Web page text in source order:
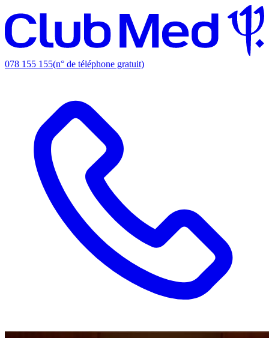
078 155 155(n° de téléphone gratuit)